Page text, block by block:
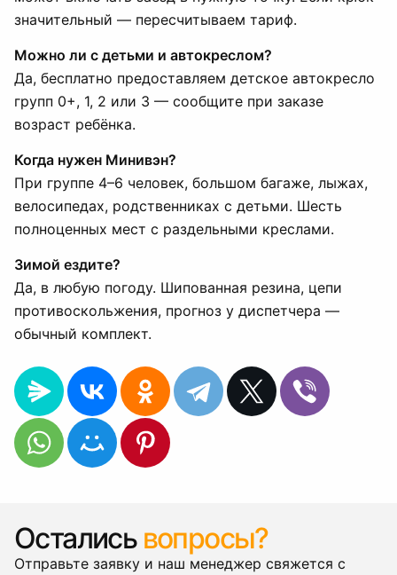
значительный — пересчитываем тариф.
Можно ли с детьми и автокреслом?
Да, бесплатно предоставляем детское автокресло
групп 0+, 1, 2 или 3 — сообщите при заказе
возраст ребёнка.
Когда нужен Минивэн?
При группе 4–6 человек, большом багаже, лыжах,
велосипедах, родственниках с детьми. Шесть
полноценных мест с раздельными креслами.
Зимой ездите?
Да, в любую погоду. Шипованная резина, цепи
противоскольжения, прогноз у диспетчера —
обычный комплект.
Остались вопросы?
Отправьте заявку и наш менеджер свяжется с